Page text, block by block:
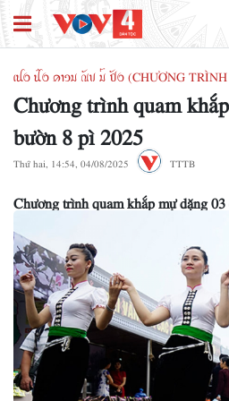
ꪹꪊꪉ ꪊꪲꪉ ꪁꪱꪫꪣ ꪄꪰꪚ ꪣꪳ ꪥꪰꪉ (CHƯƠNG
Chương trình quam
bườn 8 pì 2025
Thứ hai, 14:54, 04/08/2025 TTTB
Chương trình quam khắp mự dặng